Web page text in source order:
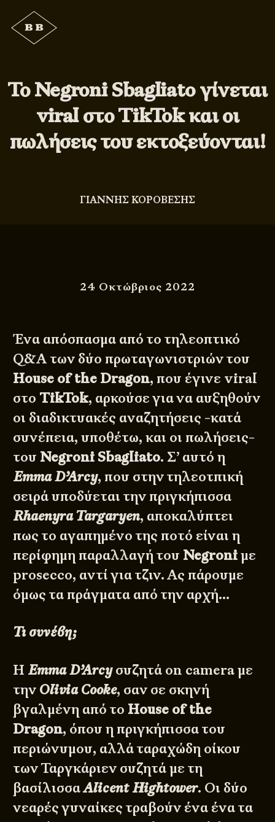
Το Negroni Sbagliato γίνεται
viral στο TikTok και οι
πωλήσεις του εκτοξεύονται!
ΓΙΑΝΝΗΣ ΚΟΡΟΒΕΣΗΣ
24 Οκτώβριος 2022
Ένα απόσπασμα από το τηλεοπτικό
Q&A των δύο πρωταγωνιστριών του
House of the Dragon, που έγινε viral
στο TikTok, αρκούσε για να αυξηθούν
οι διαδικτυακές αναζητήσεις -κατά
συνέπεια, υποθέτω, και οι πωλήσεις-
του Negroni Sbagliato. Σ’ αυτό η
Emma D’Arcy, που στην τηλεοτπική
σειρά υποδύεται την πριγκήπισσα
Rhaenyra Targaryen, αποκαλύπτει
πως το αγαπημένο της ποτό είναι η
περίφημη παραλλαγή του Negroniμε
prosecco, αντί για τζιν. Ας πάρουμε
όμως τα πράγματα από την αρχή…
Τι συνέβη;
Η Emma D’Arcyσυζητά on camera με
την Olivia Cooke, σαν σε σκηνή
βγαλμένη από το House of the
Dragon, όπου η πριγκήπισσα του
περιώνυμου, αλλά ταραχώδη οίκου
των Ταργκάριεν συζητά με τη
βασίλισσαAlicent Hightower. Οι δύο
νεαρές γυναίκες τραβούν ένα ένα τα